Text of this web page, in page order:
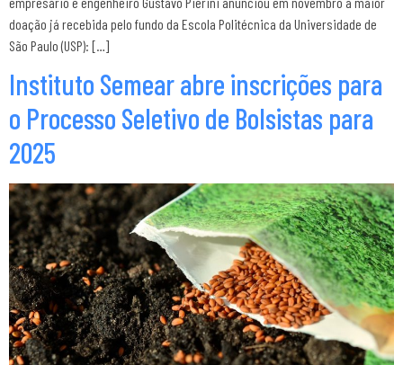
doação já recebida pelo fundo da Escola Politécnica da Universidade de
São Paulo (USP): […]
Instituto Semear abre inscrições para
o Processo Seletivo de Bolsistas para
2025